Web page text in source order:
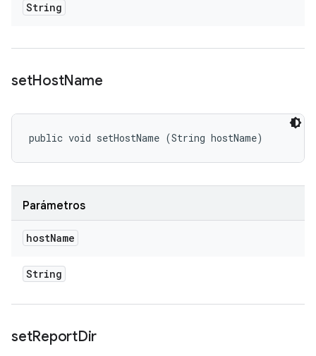
String
setHostName
public void setHostName (String hostName)
Parámetros
hostName
String
setReportDir